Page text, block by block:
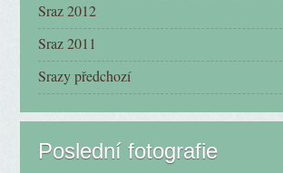
Sraz 2012
Sraz 2011
Srazy předchozí
Poslední fotografie